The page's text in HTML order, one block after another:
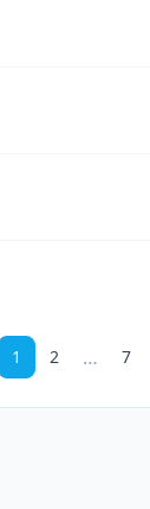
1 2 … 7